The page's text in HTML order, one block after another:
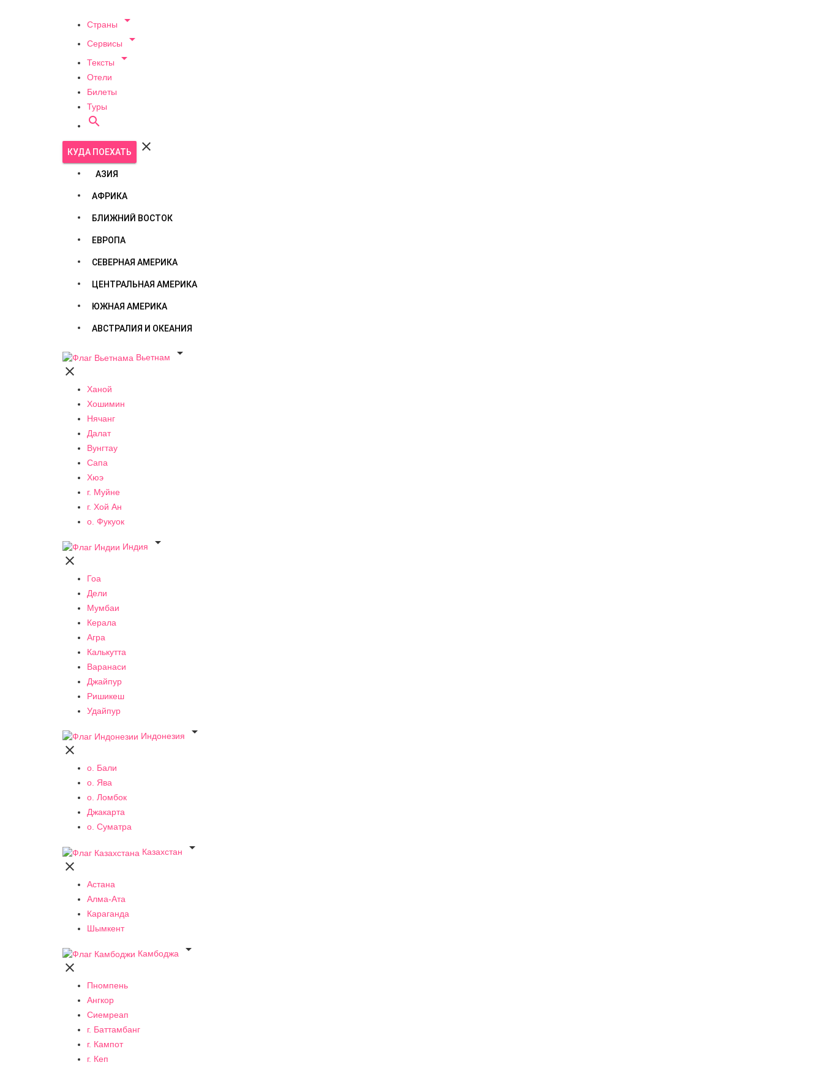
Страны 
Сервисы 
Тексты 
Отели
Билеты
Туры

КУДА ПОЕХАТЬ 
АЗИЯ
АФРИКА
БЛИЖНИЙ ВОСТОК
ЕВРОПА
СЕВЕРНАЯ АМЕРИКА
ЦЕНТРАЛЬНАЯ АМЕРИКА
ЮЖНАЯ АМЕРИКА
АВСТРАЛИЯ И ОКЕАНИЯ
Вьетнам


Ханой
Хошимин
Нячанг
Далат
Вунгтау
Сапа
Хюэ
г. Муйне
г. Хой Ан
о. Фукуок
Индия


Гоа
Дели
Мумбаи
Керала
Агра
Калькутта
Варанаси
Джайпур
Ришикеш
Удайпур
Индонезия


о. Бали
о. Ява
о. Ломбок
Джакарта
о. Суматра
Казахстан


Астана
Алма-Ата
Караганда
Шымкент
Камбоджа


Пномпень
Ангкор
Сиемреап
г. Баттамбанг
г. Кампот
г. Кеп